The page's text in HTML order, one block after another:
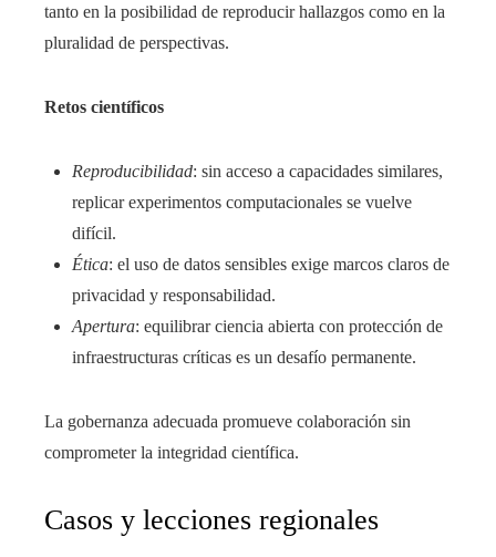
tanto en la posibilidad de reproducir hallazgos como en la
pluralidad de perspectivas.
Retos científicos
Reproducibilidad: sin acceso a capacidades similares,
replicar experimentos computacionales se vuelve
difícil.
Ética: el uso de datos sensibles exige marcos claros de
privacidad y responsabilidad.
Apertura: equilibrar ciencia abierta con protección de
infraestructuras críticas es un desafío permanente.
La gobernanza adecuada promueve colaboración sin
comprometer la integridad científica.
Casos y lecciones regionales